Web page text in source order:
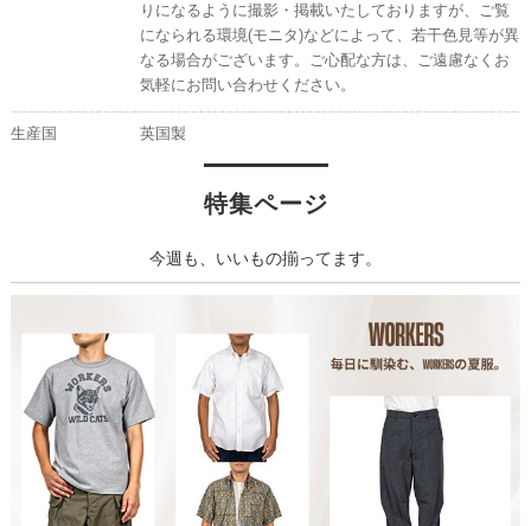
りになるように撮影・掲載いたしておりますが、ご覧
になられる環境(モニタ)などによって、若干色見等が異
なる場合がございます。ご心配な方は、ご遠慮なくお
気軽にお問い合わせください。
生産国 英国製
特集ページ
今週も、いいもの揃ってます。